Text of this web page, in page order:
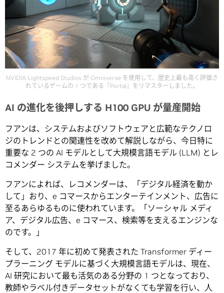
NVIDIA Lightspeed Studios が Omniverse を使用して、歴史上最も高く評価さ
れているゲームの 1 つである『Portal』をリマスターしました。
AI の進化を後押しする H100 GPU が量産開始
フアンは、システムおよびソフトウェアと広範なテクノロ
ジのトレンドとの関連性を改めて解説しながら、今日特に
重要な 2 つの AI モデルとして大規模言語モデル (LLM) とレ
コメンダー システムを挙げました。
フアンによれば、レコメンダーは、「デジタル経済を動か
して」おり、e コマースからエンターテインメント、広告に
至るあらゆるものに使われています。「ソーシャル メディ
ア、デジタル広告、e コマース、検索等を支えるエンジンな
のです。」
そして、2017 年に初めて発表された Transformer ディー
プラーニング モデルに基づく大規模言語モデルは、現在、
AI 研究において最も活気のある分野の 1 つとなっており、
教師やラベル付きデータセットがなくても学習を行い、人